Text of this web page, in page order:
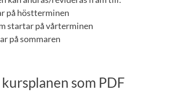
på höstterminen
startar på vårterminen
på sommaren
som PDF